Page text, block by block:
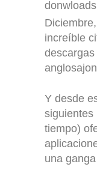
increíble
Y desde
siguientes
tiempo)
una